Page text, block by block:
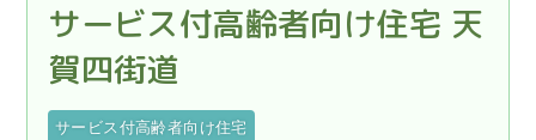
サービス付高齢者向け住宅 天
賀四街道
サービス付高齢者向け住宅